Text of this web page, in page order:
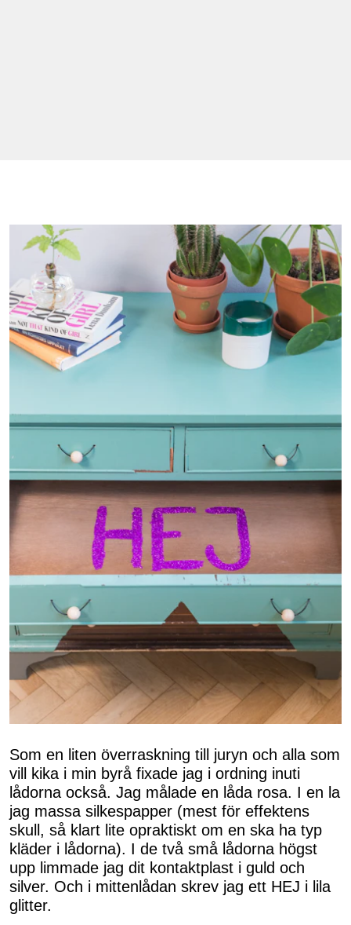
Som en liten överraskning till juryn och alla som
vill kika i min byrå fixade jag i ordning inuti
lådorna också. Jag målade en låda rosa. I en la
jag massa silkespapper (mest för effektens
skull, så klart lite opraktiskt om en ska ha typ
kläder i lådorna). I de två små lådorna högst
upp limmade jag dit kontaktplast i guld och
silver. Och i mittenlådan skrev jag ett HEJ i lila
glitter.